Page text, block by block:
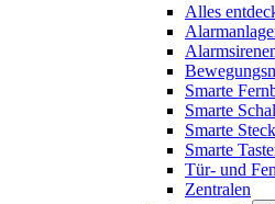
Alles
Smarte
Smarte
Smarte
Smarte
Tür- und
Zentralen